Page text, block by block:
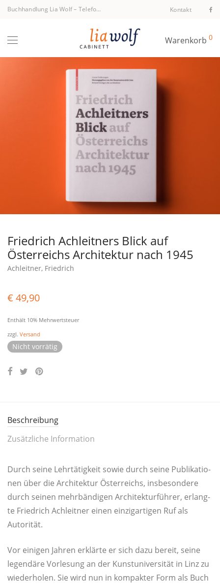
Buchhandlung Lia Wolf– Telefon +43 1 512 40 94 Kontakt
Warenkorb 0
Friedrich Achleitners Blick auf
Österreichs Architektur nach 1945
Achleitner, Friedrich
€ 49,90
Enthält 10% Mehrwertsteuer
zzgl. Versand
Nicht vorrätig
Beschreibung
Zusätzliche Information
Durch sei­ne Lehr­tä­tig­keit sowie durch sei­ne Publi­ka­tio­
nen über die Archi­tek­tur Öster­reichs, ins­be­son­de­re
durch sei­nen mehr­bän­di­gen Archi­tek­tur­füh­rer, erlang­
te Fried­rich Ach­leit­ner einen ein­zig­ar­ti­gen Ruf als
Autorität.
Vor eini­gen Jah­ren erklär­te er sich dazu bereit, sei­ne
legen­dä­re Vor­le­sung an der Kunst­uni­ver­si­tät in Linz zu
wie­der­ho­len. Sie wird nun in kom­pak­ter Form als Buch